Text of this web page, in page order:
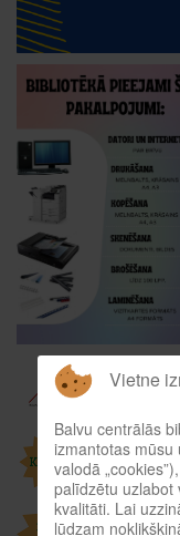
Vietne
Balvu centrālās
izmantotas mūsu
valodā
palīdzētu uzlabot
kvalitāti. Lai
lūdzam